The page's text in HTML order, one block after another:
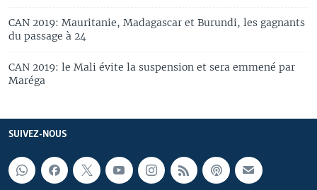
CAN 2019: Mauritanie, Madagascar et Burundi, les gagnants
du passage à 24
CAN 2019: le Mali évite la suspension et sera emmené par
Maréga
SUIVEZ-NOUS